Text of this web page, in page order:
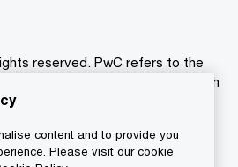
reserved. PwC refers to the
or more of its member firms, each
entity. Please see
content and to provide you
Please visit our cookie